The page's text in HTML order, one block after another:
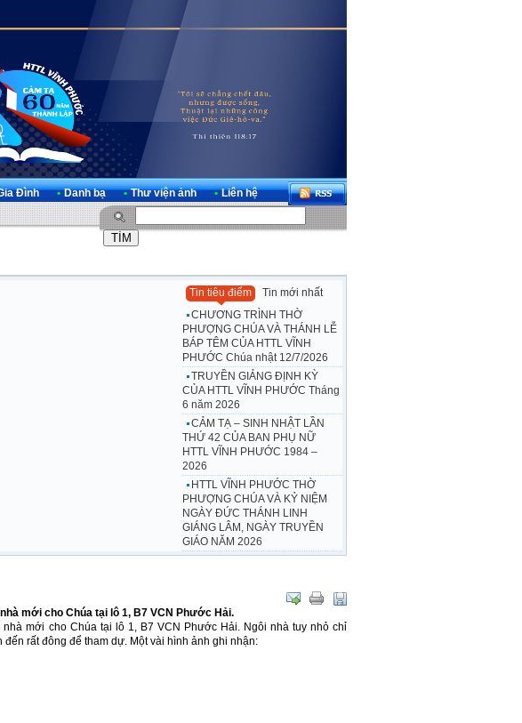
Đình • Danh bạ • Thư viện ảnh • Liên hệ
Tin tiêu điểm
Tin mới nhất
CHƯƠNG TRÌNH THỜ
PHƯỢNG CHÚA VÀ THÁNH LỄ
BÁP TÊM CỦA HTTL VĨNH
PHƯỚC Chúa nhật 12/7/2026
TRUYỀN GIẢNG ĐỊNH KỲ
CỦA HTTL VĨNH PHƯỚC Tháng
6 năm 2026
CẢM TẠ – SINH NHẬT LẦN
THỨ 42 CỦA BAN PHỤ NỮ
HTTL VĨNH PHƯỚC 1984 –
2026
HTTL VĨNH PHƯỚC THỜ
PHƯỢNG CHÚA VÀ KỶ NIỆM
NGÀY ĐỨC THÁNH LINH
GIÁNG LÂM, NGÀY TRUYỀN
GIÁO NĂM 2026
mới cho Chúa tại lô 1, B7 VCN Phước Hải.
nhà mới cho Chúa tại lô 1, B7 VCN Phước Hải. Ngôi nhà tuy nhỏ chỉ
rất đông để tham dự. Một vài hình ảnh ghi nhận: